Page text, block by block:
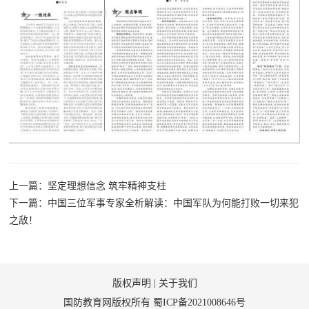
上一篇：坚定理想信念 筑牢精神支柱
下一篇：中国三位军事专家全析解读：中国军队为何能打败一切来犯
之敌！
版权声明
关于我们
国防教育网版权所有 蜀ICP备2021008646号